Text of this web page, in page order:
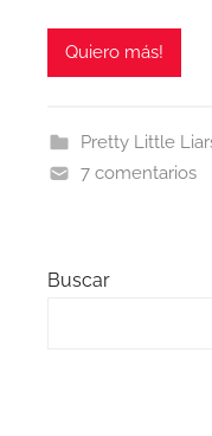
Quiero más!
Pretty Little
7 comentarios
Buscar